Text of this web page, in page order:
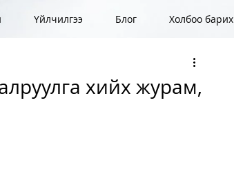
Үйлчилгээ Блог Холбоо барих
хийх журам,